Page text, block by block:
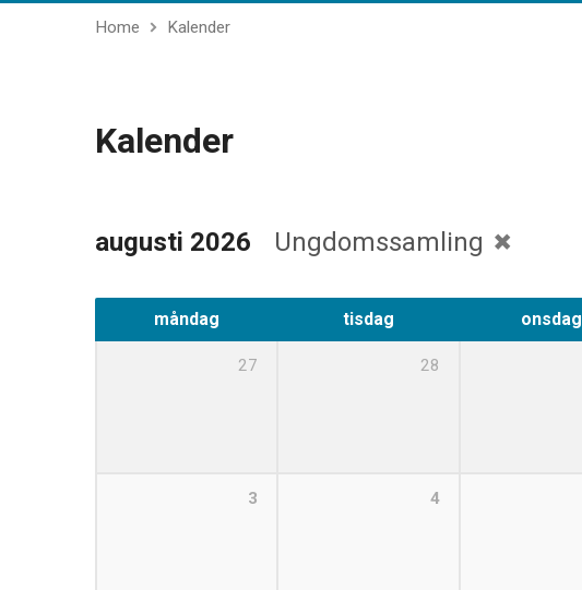
Home Kalender
Kalender
augusti 2026 Ungdomssamling
måndag tisdag onsdag
27 28
3 4